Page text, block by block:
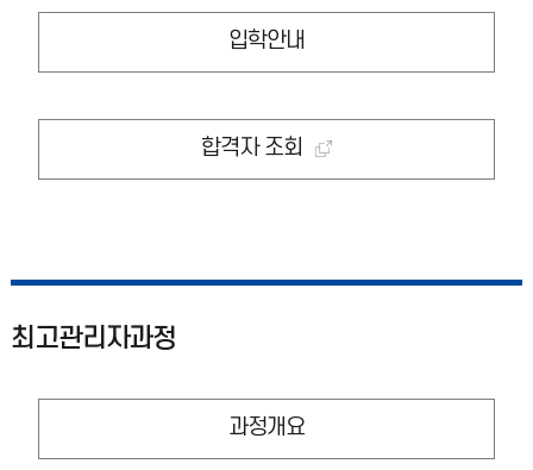
입학안내
합격자 조회
최고관리자과정
과정개요